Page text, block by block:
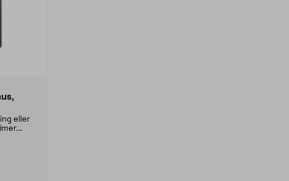
eller